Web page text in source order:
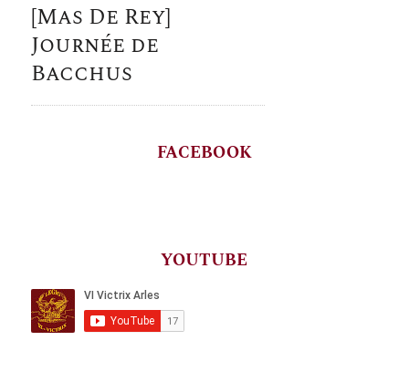
[Mas De Rey]
Journée de
Bacchus
FACEBOOK
YOUTUBE